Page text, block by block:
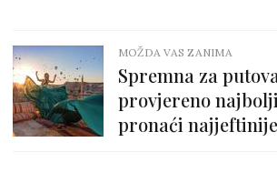
MOŽDA VAS ZANIMA
Spremna za
provjereno
pronaći